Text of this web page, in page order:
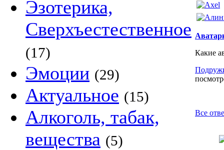
Эзотерика,
Сверхъестественное
(17)
Эмоции (29)
Актуальное (15)
Алкоголь, табак,
вещества (5)
Какие
Все